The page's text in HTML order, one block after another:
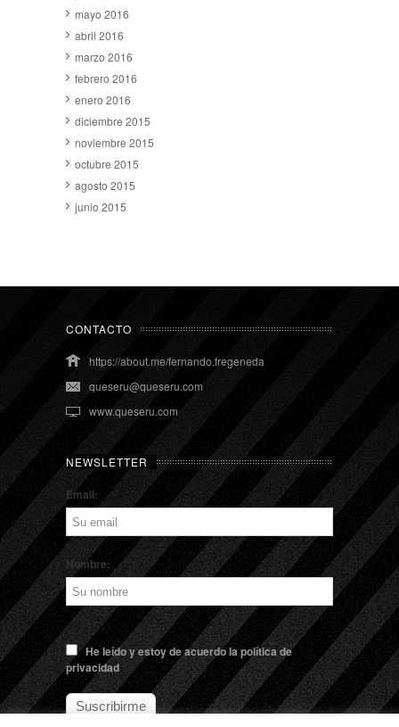
mayo 2016
abril 2016
marzo 2016
febrero 2016
enero 2016
diciembre 2015
noviembre 2015
octubre 2015
agosto 2015
junio 2015
CONTACTO
https://about.me/fernando.fregeneda
queseru@queseru.com
www.queseru.com
NEWSLETTER
Email:
Nombre:
He leído y estoy de acuerdo la política de
privacidad